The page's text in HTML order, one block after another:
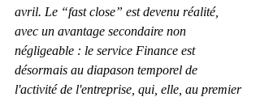
avril. Le “fast close” est devenu réalité,
avec un avantage secondaire non
négligeable : le service Finance est
désormais au diapason temporel de
l'activité de l'entreprise, qui, elle, au premier